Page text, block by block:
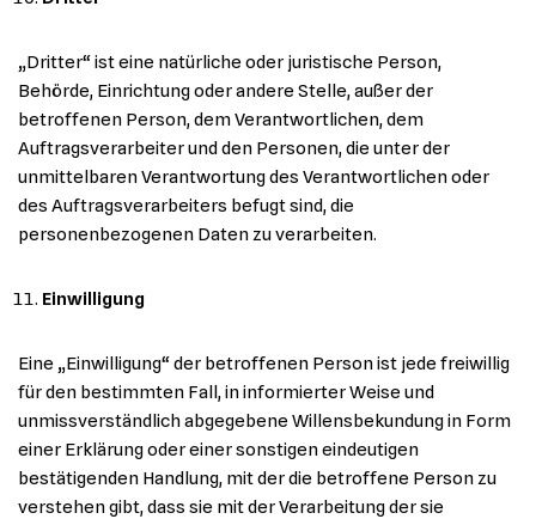
„Dritter“ ist eine natürliche oder juristische Person,
Behörde, Einrichtung oder andere Stelle, außer der
betroffenen Person, dem Verantwortlichen, dem
Auftragsverarbeiter und den Personen, die unter der
unmittelbaren Verantwortung des Verantwortlichen oder
des Auftragsverarbeiters befugt sind, die
personenbezogenen Daten zu verarbeiten.
Einwilligung
Eine „Einwilligung“ der betroffenen Person ist jede freiwillig
für den bestimmten Fall, in informierter Weise und
unmissverständlich abgegebene Willensbekundung in Form
einer Erklärung oder einer sonstigen eindeutigen
bestätigenden Handlung, mit der die betroffene Person zu
verstehen gibt, dass sie mit der Verarbeitung der sie